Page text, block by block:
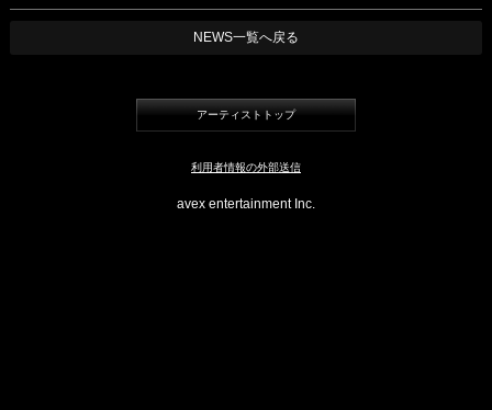
NEWS一覧へ戻る
アーティストトップ
利用者情報の外部送信
avex entertainment Inc.